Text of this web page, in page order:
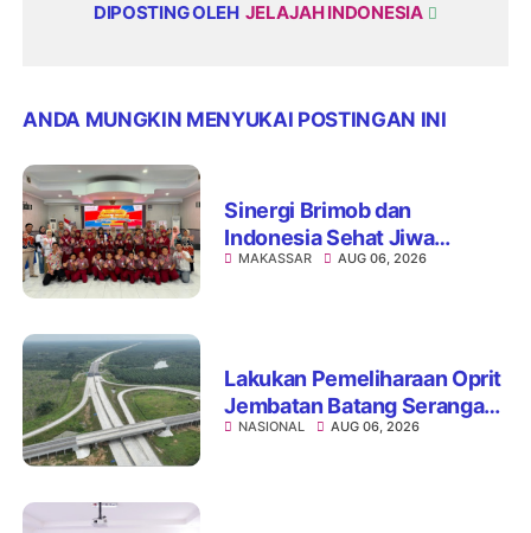
DIPOSTING OLEH JELAJAH INDONESIA
ANDA MUNGKIN MENYUKAI POSTINGAN INI
Sinergi Brimob dan
Indonesia Sehat Jiwa
Hadirkan Pojok Curhat,
MAKASSAR AUG 06, 2026
Lakukan Pemeliharaan Oprit
Jembatan Batang Serangan,
Hutama Karya Uji Coba
NASIONAL AUG 06, 2026